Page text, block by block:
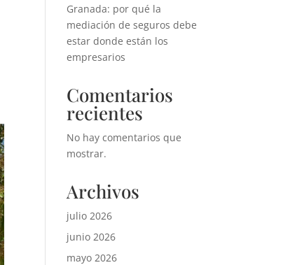
Granada: por qué la
mediación de seguros debe
estar donde están los
empresarios
Comentarios
recientes
No hay comentarios que
mostrar.
Archivos
julio 2026
junio 2026
mayo 2026